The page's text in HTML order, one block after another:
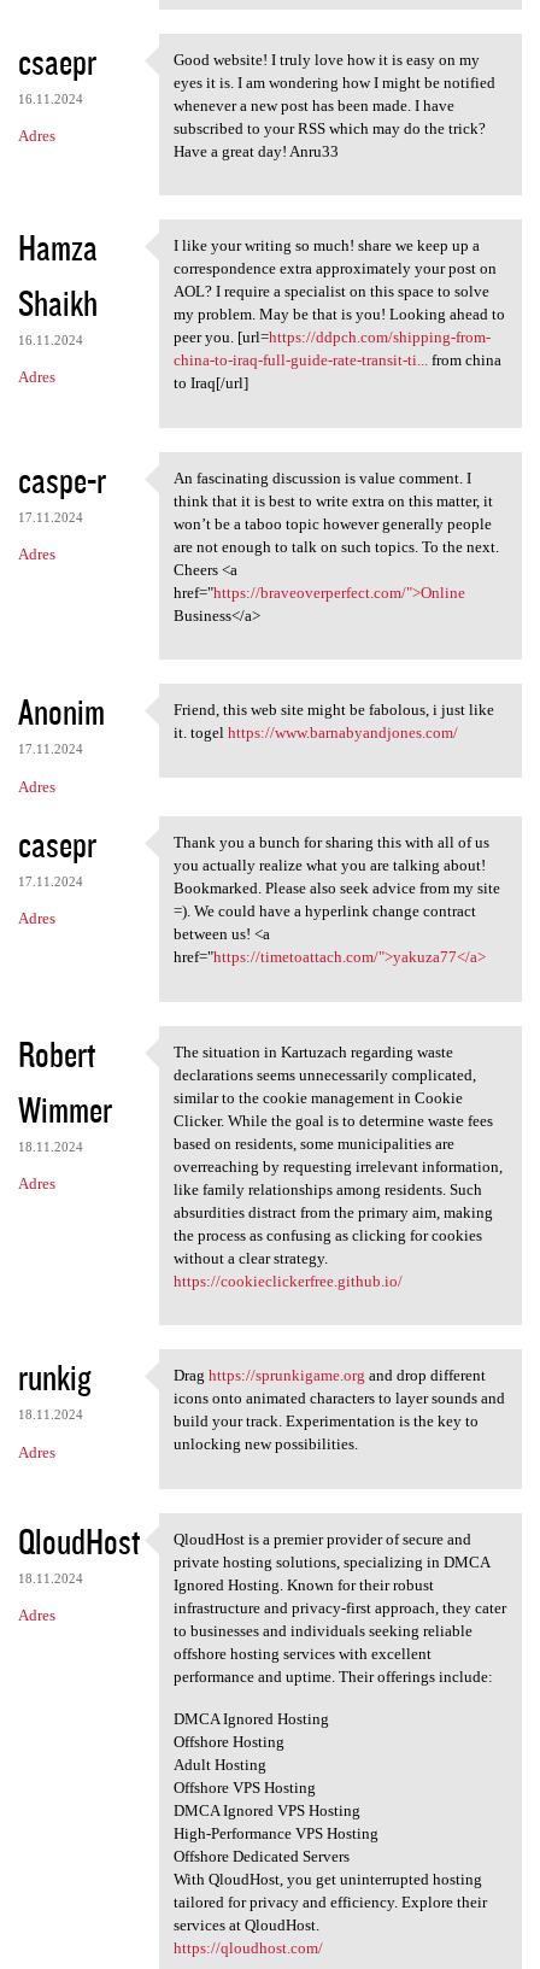
csaepr
16.11.2024
Adres
Good website! I truly love
Good website! I truly love how it is easy on my
eyes it is. I am wondering how I might be notified
whenever a new post has been made. I have
subscribed to your RSS which may do the trick?
Have a great day! Anru33
Hamza
Shaikh
16.11.2024
Adres
I like your writing so much!
I like your writing so much! share we keep up a
correspondence extra approximately your post on
AOL? I require a specialist on this space to solve
my problem. May be that is you! Looking ahead to
peer you. [url=https://ddpch.com/shipping-from-
china-to-iraq-full-guide-rate-transit-ti...from china
to Iraq[/url]
caspe-r
17.11.2024
Adres
An fascinating discussion is
An fascinating discussion is value comment. I
think that it is best to write extra on this matter, it
won’t be a taboo topic however generally people
are not enough to talk on such topics. To the next.
Cheers <a
href="https://braveoverperfect.com/">Online
Business</a>
Anonim
17.11.2024
Adres
Friend, this web site might
Friend, this web site might be fabolous, i just like
it. togel https://www.barnabyandjones.com/
casepr
17.11.2024
Adres
Thank you a bunch for sharing
Thank you a bunch for sharing this with all of us
you actually realize what you are talking about!
Bookmarked. Please also seek advice from my site
=). We could have a hyperlink change contract
between us! <a
href="https://timetoattach.com/">yakuza77</a>
Robert
Wimmer
18.11.2024
Adres
The situation in Kartuzach
The situation in Kartuzach regarding waste
declarations seems unnecessarily complicated,
similar to the cookie management in Cookie
Clicker. While the goal is to determine waste fees
based on residents, some municipalities are
overreaching by requesting irrelevant information,
like family relationships among residents. Such
absurdities distract from the primary aim, making
the process as confusing as clicking for cookies
without a clear strategy.
https://cookieclickerfree.github.io/
runkig
18.11.2024
Adres
Drag https://sprunkigame.org
Drag https://sprunkigame.org and drop different
icons onto animated characters to layer sounds and
build your track. Experimentation is the key to
unlocking new possibilities.
QloudHost
18.11.2024
Adres
QloudHost is a premier
QloudHost is a premier provider of secure and
private hosting solutions, specializing in DMCA
Ignored Hosting. Known for their robust
infrastructure and privacy-first approach, they cater
to businesses and individuals seeking reliable
offshore hosting services with excellent
performance and uptime. Their offerings include:
DMCA Ignored Hosting
Offshore Hosting
Adult Hosting
Offshore VPS Hosting
DMCA Ignored VPS Hosting
High-Performance VPS Hosting
Offshore Dedicated Servers
With QloudHost, you get uninterrupted hosting
tailored for privacy and efficiency. Explore their
services at QloudHost.
https://qloudhost.com/